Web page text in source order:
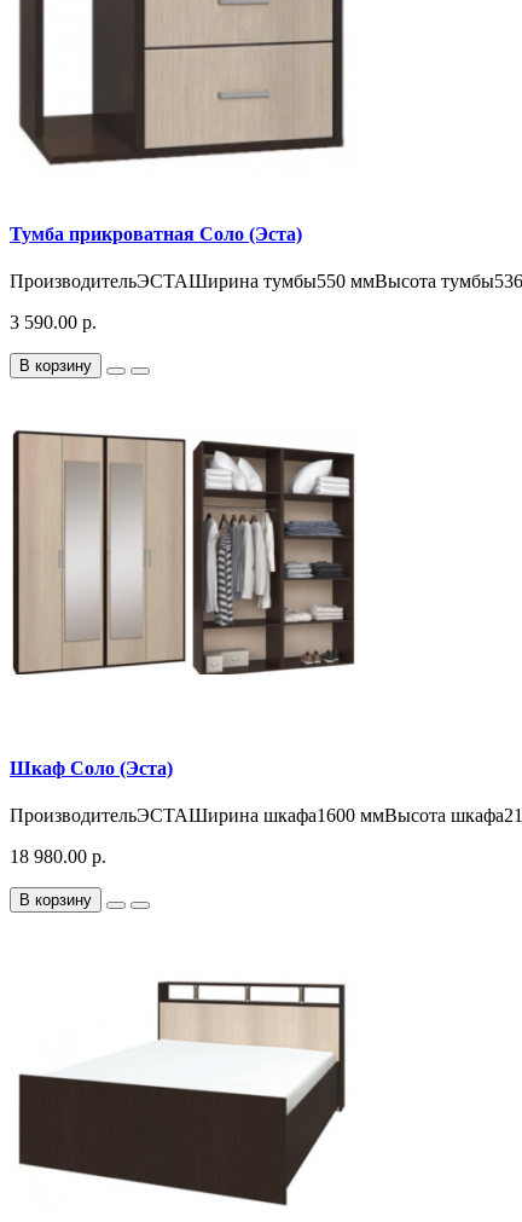
Тумба прикроватная Соло (Эста)
ПроизводительЭСТАШирина тумбы550 ммВысота
3 590.00 р.
В корзину
Шкаф Соло (Эста)
ПроизводительЭСТАШирина шкафа1600 ммВысота
18 980.00 р.
В корзину